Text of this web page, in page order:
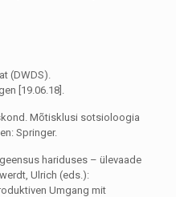
(DWDS).
[19.06.18].
Mõtisklusi sotsioloogia
Springer.
hariduses – ülevaade
Ulrich (eds.):
Umgang mit